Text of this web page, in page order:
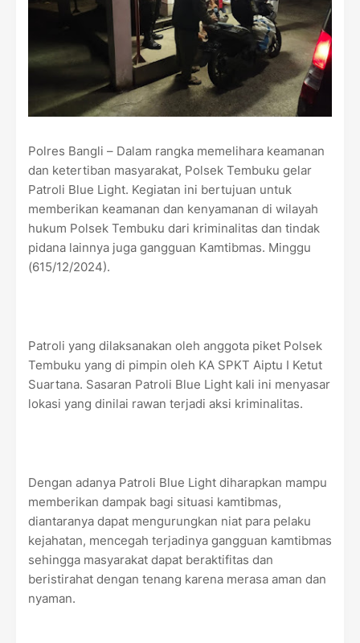
Polres Bangli – Dalam rangka memelihara keamanan
dan ketertiban masyarakat, Polsek Tembuku gelar
Patroli Blue Light. Kegiatan ini bertujuan untuk
memberikan keamanan dan kenyamanan di wilayah
hukum Polsek Tembuku dari kriminalitas dan tindak
pidana lainnya juga gangguan Kamtibmas. Minggu
(615/12/2024).
Patroli yang dilaksanakan oleh anggota piket Polsek
Tembuku yang di pimpin oleh KA SPKT Aiptu I Ketut
Suartana. Sasaran Patroli Blue Light kali ini menyasar
lokasi yang dinilai rawan terjadi aksi kriminalitas.
Dengan adanya Patroli Blue Light diharapkan mampu
memberikan dampak bagi situasi kamtibmas,
diantaranya dapat mengurungkan niat para pelaku
kejahatan, mencegah terjadinya gangguan kamtibmas
sehingga masyarakat dapat beraktifitas dan
beristirahat dengan tenang karena merasa aman dan
nyaman.